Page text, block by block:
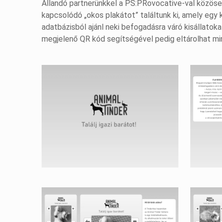
Állandó partnerünkkel a PS:PRovocative-val
kapcsolódó „okos plakátot” találtunk ki, amely
adatbázisból ajánl neki befogadásra váró
megjelenő QR kód segítségével pedig eltárolhat